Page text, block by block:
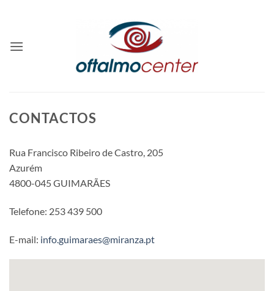
CONTACTOS
Rua Francisco Ribeiro de Castro, 205
Azurém
4800-045 GUIMARÃES
Telefone: 253 439 500
E-mail: info.guimaraes@miranza.pt